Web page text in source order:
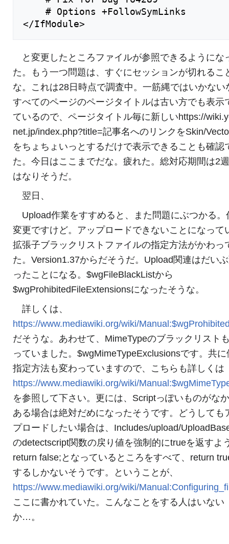
と変更したところファイルが参照できるようにな
た。もう一つ問題は、すぐにセッションが切れるこ
な。これは28日時点で調査中。一筋縄ではいかない
すべてのページのページタイトルは古い方でも表示
ているので、ページタイトル毎に新しいhttps://
net.jp/index.php?title=記事名へのリンクをSkin/
をちょちょいっとするだけで表示できることも確認
た。今日はここまでだな。疲れた。総対応期間は2
はなりそうだ。
翌日、
Upload作業をすすめると、また問題にぶつかる。
変更ですけど。アップロードできないことになって
拡張子ブラックリストファイルの指定方法がかわっ
た。Version1.37からだそうだ。Upload関連はだい
ったことになる。$wgFileBlackListから
$wgProhibitedFileExtensionsになったそうな。
詳しくは、
https://www.mediawiki.org/wiki/
だそうな。あわせて、MimeTypeのブラックリスト
っていました。$wgMimeTypeExclusionsです。共に
指定方法も変わっていますので、こちらも詳しくは
https://www.mediawiki.org/wiki/
を参照して下さい。更には、Scriptっぽいものがな
ある場合は絶対だめになったそうです。どうしても
プロードしたい場合は、Includes/upload/
のdetectscript関数の戻り値を強制的にtrueを返すよ
return false;となっているところをすべて、return
するしかないそうです。ということが、
https://www.mediawiki.org/wiki/
ここに書かれていた。こんなことをする人はいない
か…。